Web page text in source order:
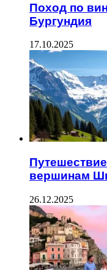
Поход по
Бургундия
17.10.2025
вершинам
26.12.2025